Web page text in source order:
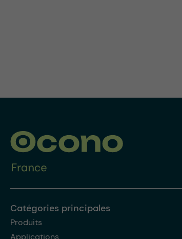
Catégories principales
Produits